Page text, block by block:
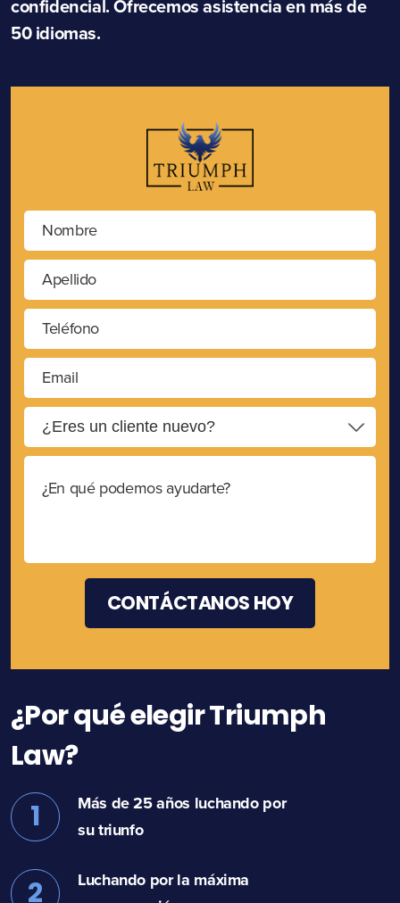
confidencial. Ofrecemos asistencia en más de
50 idiomas.
¿Por qué elegir Triumph
Law?
1
Más de 25 años luchando por
su triunfo
2
Luchando por la máxima